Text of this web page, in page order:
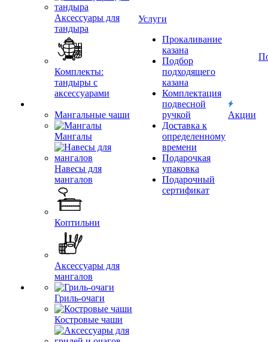
Аксессуары для
тандыра
Комплекты:
тандыры с
аксессуарами
Мангальные чаши
Мангалы
Навесы для
мангалов
Коптильни
Аксессуары для
мангалов
Гриль-очаги
Костровые чаши
Услуги
Прокаливание
казана
Подбор
подходящего
казана
Комплектация
подвесной
ручкой
Доставка к
определенному
времени
Подарочкая
упаковка
Подарочный
сертификат
Акции